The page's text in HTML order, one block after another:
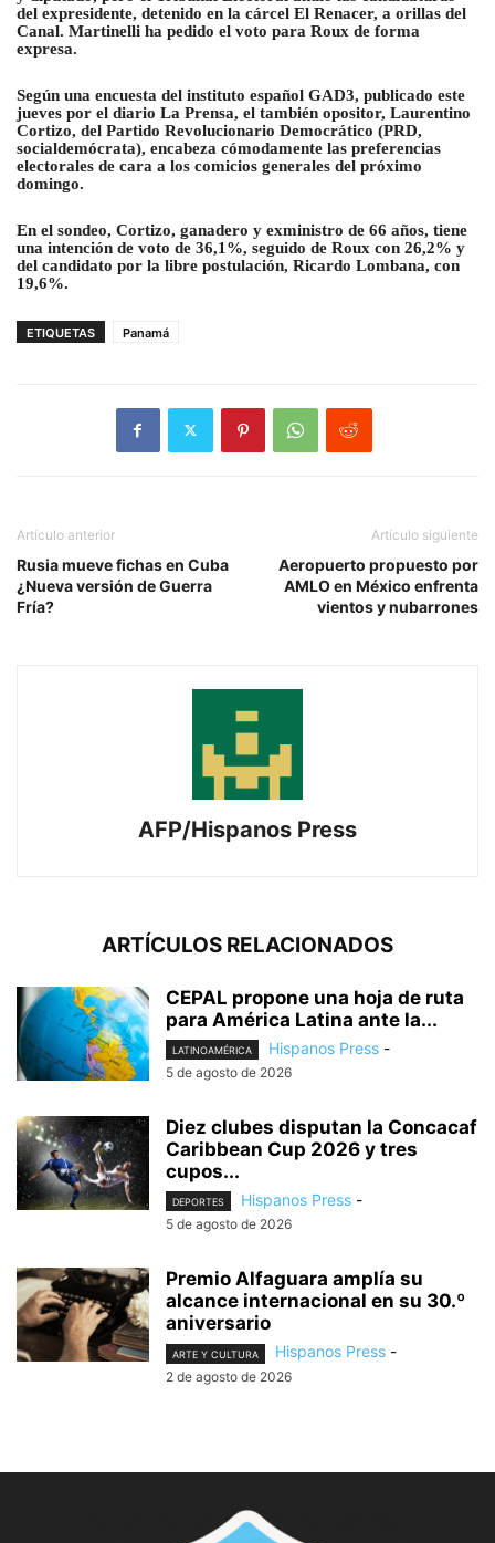
del expresidente, detenido en la cárcel El Renacer, a orillas del
Canal. Martinelli ha pedido el voto para Roux de forma
expresa.
Según una encuesta del instituto español GAD3, publicado este
jueves por el diario La Prensa, el también opositor, Laurentino
Cortizo, del Partido Revolucionario Democrático (PRD,
socialdemócrata), encabeza cómodamente las preferencias
electorales de cara a los comicios generales del próximo
domingo.
En el sondeo, Cortizo, ganadero y exministro de 66 años, tiene
una intención de voto de 36,1%, seguido de Roux con 26,2% y
del candidato por la libre postulación, Ricardo Lombana, con
19,6%.
ETIQUETAS Panamá
Artículo anterior
Rusia mueve fichas en Cuba
¿Nueva versión de Guerra
Fría?
Artículo siguiente
Aeropuerto propuesto por
AMLO en México enfrenta
vientos y nubarrones
AFP/Hispanos Press
ARTÍCULOS RELACIONADOS
CEPAL propone una hoja de ruta
para América Latina ante la...
LATINOAMÉRICA Hispanos Press -
5 de agosto de 2026
Diez clubes disputan la Concacaf
Caribbean Cup 2026 y tres
cupos...
DEPORTES Hispanos Press -
5 de agosto de 2026
Premio Alfaguara amplía su
alcance internacional en su 30.º
aniversario
ARTE Y CULTURA Hispanos Press -
2 de agosto de 2026